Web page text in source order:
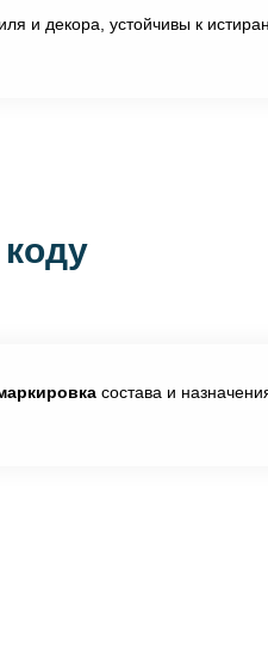
и декора, устойчивы к
состава и